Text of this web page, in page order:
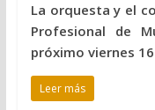
La orquesta y el
Profesional de
próximo viernes
Leer más